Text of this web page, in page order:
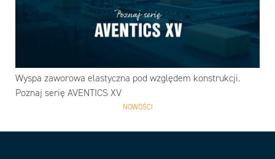
Wyspa zaworowa elastyczna pod względem konstrukcji.
Poznaj serię AVENTICS XV
NOWOŚCI